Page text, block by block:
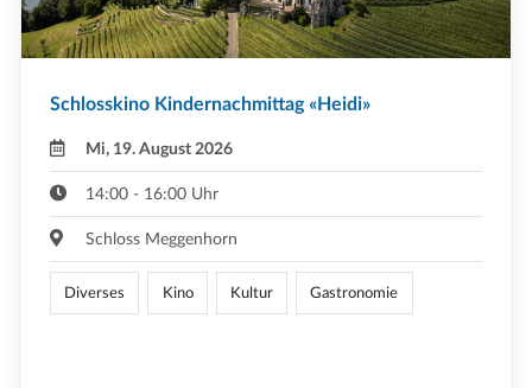
Schlosskino Kindernachmittag «Heidi»
Mi, 19. August 2026
14:00 - 16:00 Uhr
Schloss Meggenhorn
Diverses Kino Kultur Gastronomie